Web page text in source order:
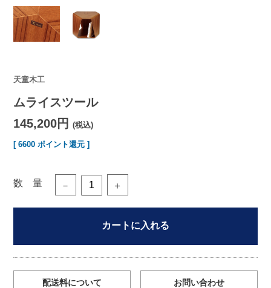
天童木工
ムライスツール
145,200円(税込)
[ 6600 ポイント還元 ]
数 量 － ＋
カートに入れる
配送料について お問い合わせ